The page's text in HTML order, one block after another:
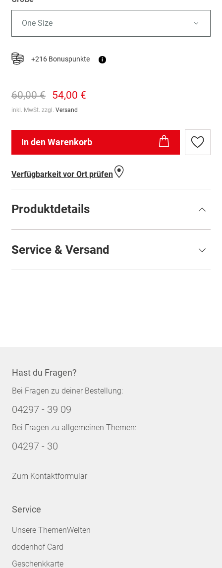
One Size
+216 Bonuspunkte i
60,00 € 54,00 €
inkl. MwSt. zzgl. Versand
In den Warenkorb
Zur
Verfügbarkeit vor Ort prüfen
Produktdetails
Service & Versand
Hast du Fragen?
Bei Fragen zu deiner Bestellung:
04297 - 39 09
Bei Fragen zu allgemeinen Themen:
04297 - 30
Zum Kontaktformular
Service
Unsere ThemenWelten
dodenhof Card
Geschenkkarte